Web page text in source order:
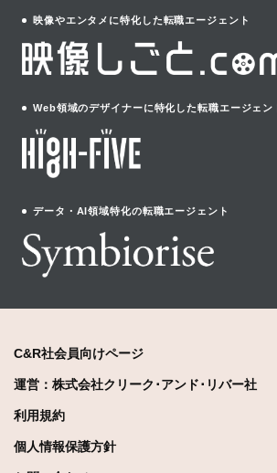
映像やエンタメに特化した転職エージェント
Web領域のデザイナーに特化した転職エージェン
データ・AI領域特化の転職エージェント
C&R社会員向けページ
運営：株式会社クリーク･アンド･リバー社
利用規約
個人情報保護方針